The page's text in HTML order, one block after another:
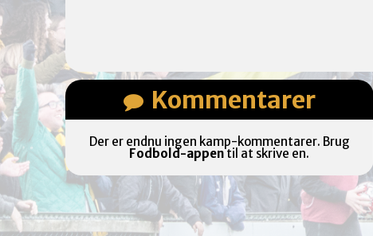
Kommentarer
Der er endnu ingen kamp-kommentarer. Brug
Fodbold-appentil at skrive en.